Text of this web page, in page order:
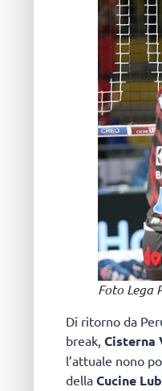
Foto Lega
Di ritorno da
break, Cisterna
l’attuale nono
della Cucine